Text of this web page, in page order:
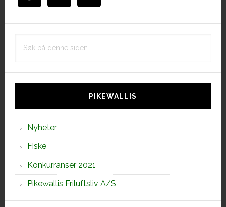
PIKEWALLIS
Nyheter
Fiske
Konkurranser 2021
Pikewallis Friluftsliv A/S